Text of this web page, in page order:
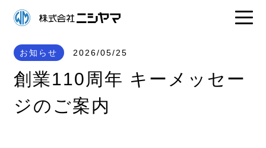
お知らせ 2026/05/25
創業110周年 キーメッセー
ジのご案内